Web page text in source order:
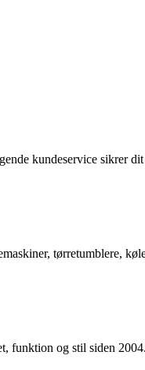
kundeservice sikrer
tørretumblere,
funktion og stil siden 2004.